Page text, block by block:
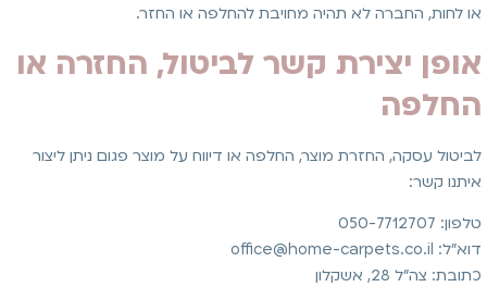
או לחות, החברה לא תהיה מחויבת להחלפה או החזר.
אופן יצירת קשר לביטול, החזרה או
החלפה
לביטול עסקה, החזרת מוצר, החלפה או דיווח על מוצר פגום ניתן ליצור
איתנו קשר:
טלפון: 050-7712707
דוא״ל: office@home-carpets.co.il
כתובת: צה״ל 28, אשקלון